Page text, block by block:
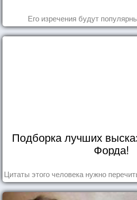
Его изречения будут
Подборка лучших
Форда!
Цитаты этого человека нужно